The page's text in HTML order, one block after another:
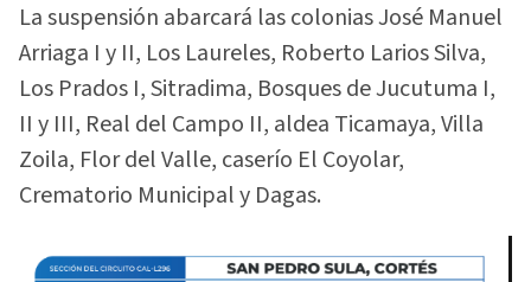
La suspensión abarcará las colonias José Manuel
Arriaga I y II, Los Laureles, Roberto Larios Silva,
Los Prados I, Sitradima, Bosques de Jucutuma I,
II y III, Real del Campo II, aldea Ticamaya, Villa
Zoila, Flor del Valle, caserío El Coyolar,
Crematorio Municipal y Dagas.